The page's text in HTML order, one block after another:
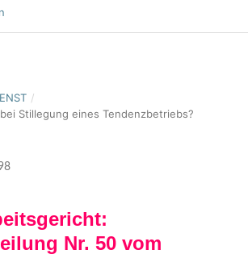
/
Stillegung eines Tendenzbetriebs?
Nr. 50 vom